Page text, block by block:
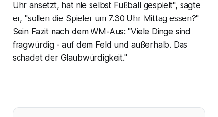
Uhr ansetzt, hat nie selbst Fußball gespielt", sagte
er, "sollen die Spieler um 7.30 Uhr Mittag essen?"
Sein Fazit nach dem WM-Aus: "Viele Dinge sind
fragwürdig - auf dem Feld und außerhalb. Das
schadet der Glaubwürdigkeit."